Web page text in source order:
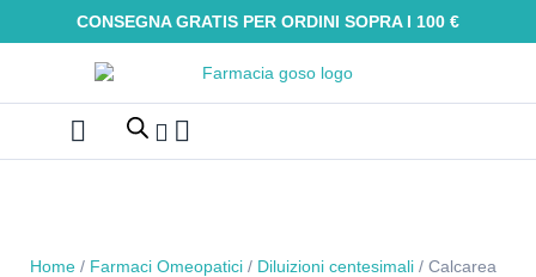
CONSEGNA GRATIS PER ORDINI SOPRA I 100 €
Home / Farmaci Omeopatici / Diluizioni centesimali / Calcarea